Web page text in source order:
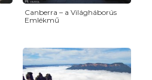
Canberra – a Világháborús
Emlékmű